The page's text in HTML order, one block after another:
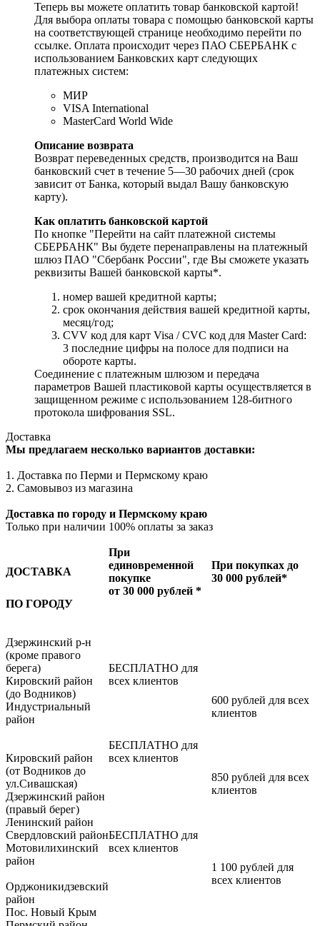
Теперь вы можете оплатить товар банковской картой!
Для выбора оплаты товара с помощью банковской карты
на соответствующей странице необходимо перейти по
ссылке. Оплата происходит через ПАО СБЕРБАНК с
использованием Банковских карт следующих
платежных систем:
МИР
VISA International
MasterCard World Wide
Описание возврата
Возврат переведенных средств, производится на Ваш
банковский счет в течение 5—30 рабочих дней (срок
зависит от Банка, который выдал Вашу банковскую
карту).
Как оплатить банковской картой
По кнопке "Перейти на сайт платежной системы
СБЕРБАНК" Вы будете перенаправлены на платежный
шлюз ПАО "Сбербанк России", где Вы сможете указать
реквизиты Вашей банковской карты*.
номер вашей кредитной карты;
cрок окончания действия вашей кредитной карты,
месяц/год;
CVV код для карт Visa / CVC код для Master Card:
3 последние цифры на полосе для подписи на
обороте карты.
Соединение с платежным шлюзом и передача
параметров Вашей пластиковой карты осуществляется в
защищенном режиме с использованием 128-битного
протокола шифрования SSL.
Доставка
Мы предлагаем несколько вариантов доставки:
1. Доставка по Перми и Пермскому краю
2. Самовывоз из магазина
Доставка по городу и Пермскому краю
Только при наличии 100% оплаты за заказ
ДОСТАВКА
При
единовременной
покупке
от 30 000 рублей *
При покупках до
30 000 рублей*
ПО ГОРОДУ
Дзержинский р-н
(кроме правого
берега)
Кировский район
(до Водников)
Индустриальный
район
Кировский район
(от Водников до
ул.Сивашская)
Дзержинский район
(правый берег)
Ленинский район
Свердловский район
Мотовилихинский
район
Орджоникидзевский
район
Пос. Новый Крым
БЕСПЛАТНО для
всех клиентов
БЕСПЛАТНО для
всех клиентов
БЕСПЛАТНО для
всех клиентов
600 рублей для всех
клиентов
850 рублей для всех
клиентов
1 100 рублей для
всех клиентов